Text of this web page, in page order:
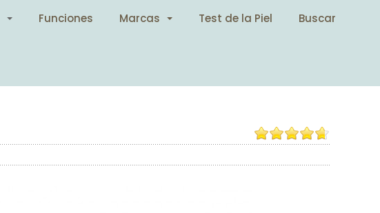
Funciones Marcas Test de la Piel
Buscar